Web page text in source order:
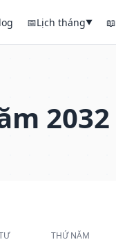
📅Lịch tháng▼ 📖
2032
THỨ NĂM